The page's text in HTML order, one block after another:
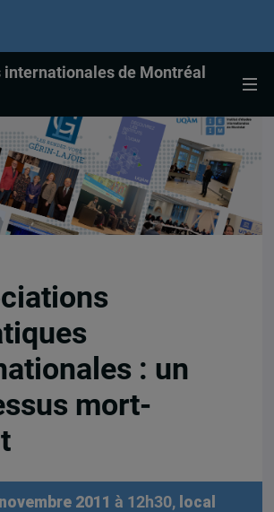
internationales de Montréal
: un
mort-
2011 à 12h30, local